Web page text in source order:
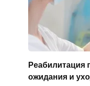
Реабилитация
ожидания и